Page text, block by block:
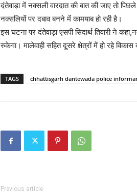
दंतेवाड़ा में नक्सली वारदात की बात की जाए तो
नक्सलियों पर दबाव बनने में कामयाब हो रही है।
इस घटना पर दंतेवाड़ा एसपी सिदार्थ तिवारी ने
रुकेगा। मालेवाही सहित दूसरे क्षेत्रों में हो रहे
TAGS chhattisgarh dantewada police
Previous article